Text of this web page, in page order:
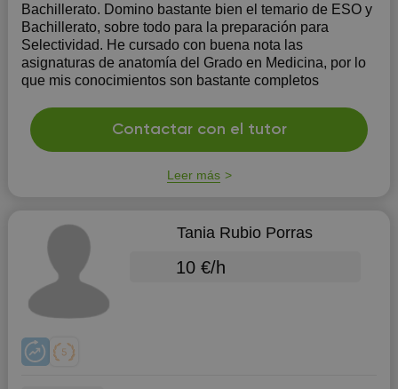
Bachillerato. Domino bastante bien el temario de ESO y
Bachillerato, sobre todo para la preparación para
Selectividad. He cursado con buena nota las
asignaturas de anatomía del Grado en Medicina, por lo
que mis conocimientos son bastante completos
Contactar con el tutor
Leer más
Tania Rubio Porras
10 €/h